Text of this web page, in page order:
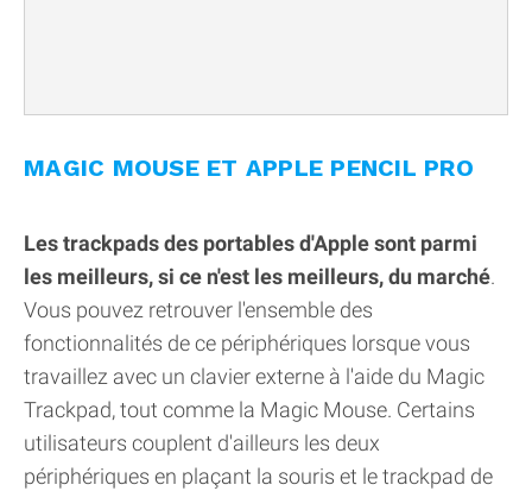
MAGIC MOUSE ET APPLE PENCIL PRO
Les trackpads des portables d'Apple sont parmi
les meilleurs, si ce n'est les meilleurs, du marché.
Vous pouvez retrouver l'ensemble des
fonctionnalités de ce périphériques lorsque vous
travaillez avec un clavier externe à l'aide du Magic
Trackpad, tout comme la Magic Mouse. Certains
utilisateurs couplent d'ailleurs les deux
périphériques en plaçant la souris et le trackpad de